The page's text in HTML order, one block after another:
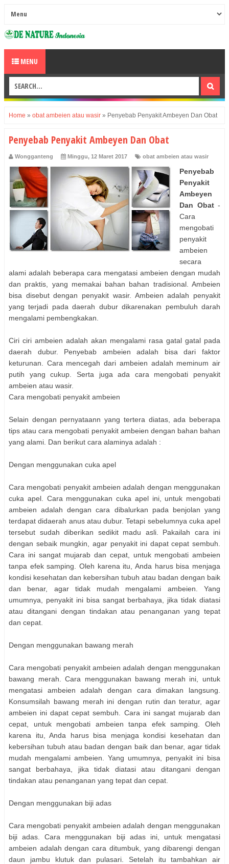
MENU
Home » obat ambeien atau wasir » Penyebab Penyakit Ambeyen Dan Obat
Penyebab Penyakit Ambeyen Dan Obat
Wongganteng Minggu, 12 Maret 2017 obat ambeien atau wasir
Penyebab
Penyakit
Ambeyen
Dan Obat-
Cara
mengobati
penyakit
ambeien
secara
alami adalah beberapa cara mengatasi ambeien dengan mudah
dan praktis, yang memakai bahan bahan tradisional. Ambeien
bisa disebut dengan penyakit wasir. Ambeien adalah penyakit
yang terjadi pada daerah dubur dikarenakan pembuluh darah
mengalami pembengkakan.
Ciri ciri ambeien adalah akan mengalami rasa gatal gatal pada
daerah dubur. Penyebab ambeien adalah bisa dari faktor
keturunan. Cara mencegah dari ambeien adalah meminum air
putih yang cukup. Serta juga ada cara mengobati penyakit
ambeien atau wasir.
Cara mengobati penyakit ambeien
Selain dengan pernyataann yang tertera diatas, ada beberapa
tips atau cara mengobati penyakit ambeien dengan bahan bahan
yang alami. Dan berikut cara alaminya adalah :
Dengan menggunakan cuka apel
Cara mengobati penyakit ambeien adalah dengan menggunakan
cuka apel. Cara menggunakan cuka apel ini, untuk mengobati
ambeien adalah dengan cara dibalurkan pada benjolan yang
terdapat didaerah anus atau dubur. Tetapi sebelumnya cuka apel
tersebut sudah diberikan sedikit madu asli. Pakailah cara ini
dengan sebaik mungkin, agar penyakit ini dapat cepat sembuh.
Cara ini sangat mujarab dan cepat, untuk mengobati ambeien
tanpa efek samping. Oleh karena itu, Anda harus bisa menjaga
kondisi kesehatan dan kebersihan tubuh atau badan dengan baik
dan benar, agar tidak mudah mengalami ambeien. Yang
umumnya, penyakit ini bisa sangat berbahaya, jika tidak diatasi
atau ditangani dengan tindakan atau penanganan yang tepat
dan cepat.
Dengan menggunakan bawang merah
Cara mengobati penyakit ambeien adalah dengan menggunakan
bawang merah. Cara menggunakan bawang merah ini, untuk
mengatasi ambeien adalah dengan cara dimakan langsung.
Konsumsilah bawang merah ini dengan rutin dan teratur, agar
ambeien ini dapat cepat sembuh. Cara ini sangat mujarab dan
cepat, untuk mengobati ambeien tanpa efek samping. Oleh
karena itu, Anda harus bisa menjaga kondisi kesehatan dan
kebersihan tubuh atau badan dengan baik dan benar, agar tidak
mudah mengalami ambeien. Yang umumnya, penyakit ini bisa
sangat berbahaya, jika tidak diatasi atau ditangani dengan
tindakan atau penanganan yang tepat dan cepat.
Dengan menggunakan biji adas
Cara mengobati penyakit ambeien adalah dengan menggunakan
biji adas. Cara menggunakan biji adas ini, untuk mengatasi
ambeien adalah dengan cara ditumbuk, yang dibarengi dengan
daun jambu klutuk dan pulasari. Setelah itu tambahkan air